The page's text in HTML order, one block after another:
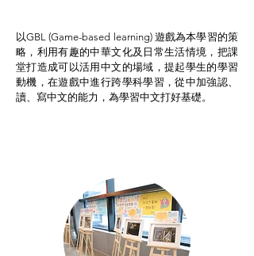
以GBL (Game-based learning) 遊戲為本學習的策
略，利用有趣的中華文化及日常生活情境，把課
堂打造成可以活用中文的場域，提起學生的學習
動機，在遊戲中進行跨學科學習，從中加強認、
讀、寫中文的能力，為學習中文打好基礎。